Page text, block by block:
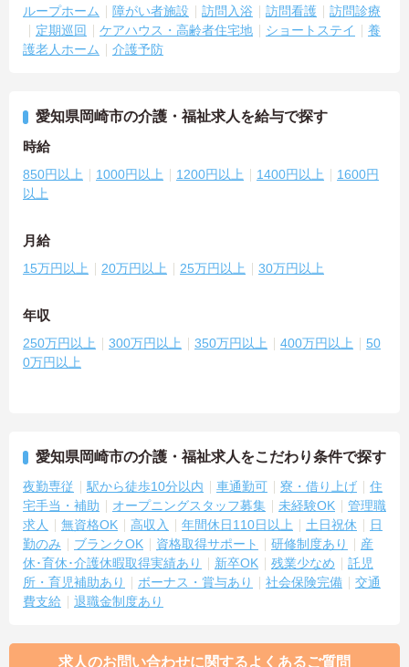
ループホーム
障がい者施設 訪問入浴 訪問看護
訪問診療
定期巡回
ケアハウス・高齢者住宅地 ショートステイ
養
護老人ホーム
介護予防
愛知県岡崎市の介護・福祉求人を給与で探す
時給
850円以上 1000円以上 1200円以上 1400円以上
1600円
以上
月給
15万円以上 20万円以上 25万円以上 30万円以上
年収
250万円以上 300万円以上 350万円以上 400万円以上
50
0万円以上
愛知県岡崎市の介護・福祉求人をこだわり条件で探す
夜勤専従 駅から徒歩10分以内 車通勤可 寮・借り上げ
住
宅手当・補助
オープニングスタッフ募集 未経験OK
管理職
求人
無資格OK 高収入 年間休日110日以上 土日祝休
日
勤のみ
ブランクOK 資格取得サポート 研修制度あり
産
休･育休･介護休暇取得実績あり
新卒OK 残業少なめ
託児
所・育児補助あり
ボーナス・賞与あり 社会保険完備
交通
費支給
退職金制度あり
求人のお問い合わせに関するよくあるご質問